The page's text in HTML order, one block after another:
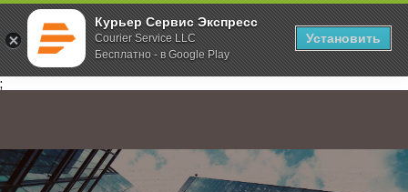
Курьер Сервис Экспресс
Courier Service LLC
Бесплатно - в Google Play
Установить
;
Главная О компании Новости Доставка отправлений по